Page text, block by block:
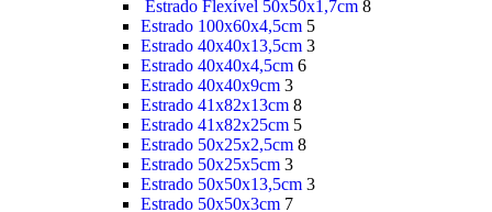
Estrado Flexível 50x50x1,7cm 8
Estrado 100x60x4,5cm 5
Estrado 40x40x13,5cm 3
Estrado 40x40x4,5cm 6
Estrado 40x40x9cm 3
Estrado 41x82x13cm 8
Estrado 41x82x25cm 5
Estrado 50x25x2,5cm 8
Estrado 50x25x5cm 3
Estrado 50x50x13,5cm 3
Estrado 50x50x3cm 7